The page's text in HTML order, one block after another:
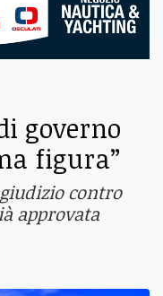
governo
figura”
contro
approvata